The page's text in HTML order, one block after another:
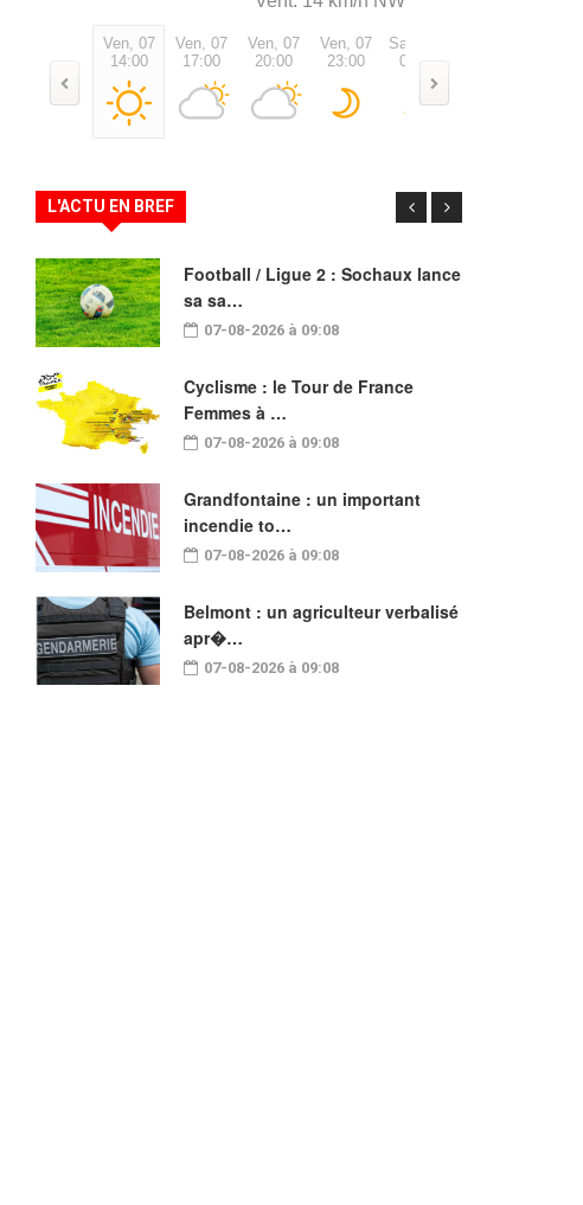
Ven, 07
14:00
Ven, 07
17:00
Ven, 07
20:00
Ven, 07
23:00
Sam, 08
02:00
L'ACTU EN BREF
Football / Ligue 2 : Sochaux lance
sa sa…
07-08-2026 à 09:08
Cyclisme : le Tour de France
Femmes à …
07-08-2026 à 09:08
Grandfontaine : un important
incendie to…
07-08-2026 à 09:08
Belmont : un agriculteur verbalisé
apr�…
07-08-2026 à 09:08